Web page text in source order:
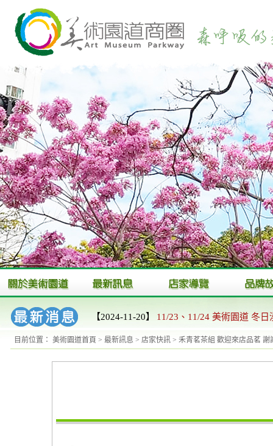
【2024-11-20】 11/23、11/24 美術園道 冬日
目前位置： 美術園道首頁 > 最新訊息 > 店家快訊 > 禾青茗茶組 歡迎來店品茗